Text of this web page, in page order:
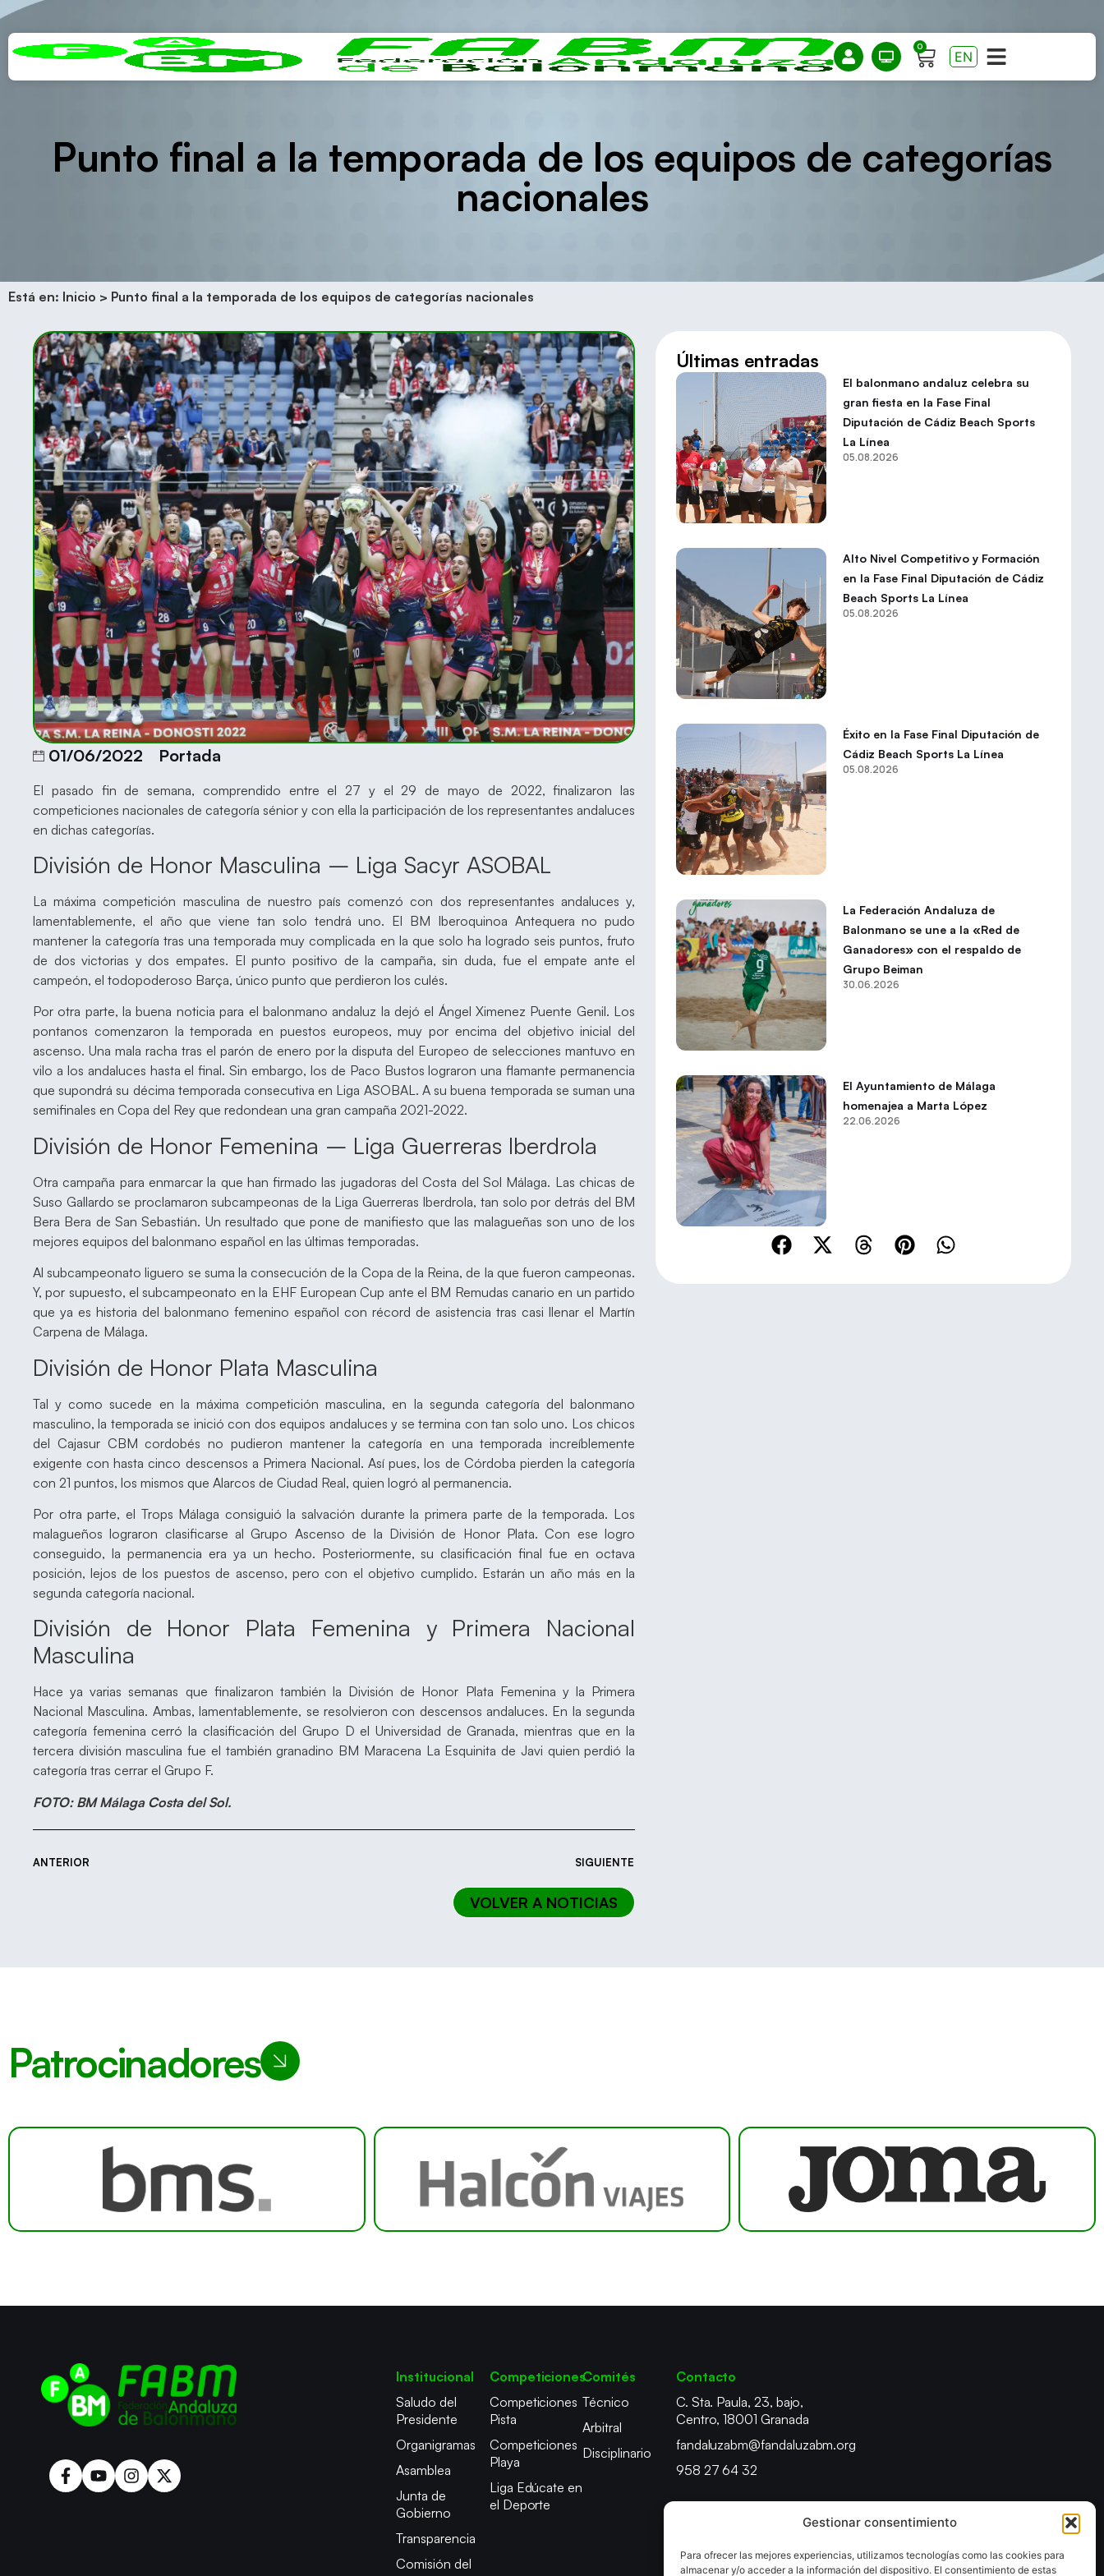
Gestionar consentimiento
Para ofrecer las mejores experiencias, utilizamos tecnologías como las cookies para
almacenar y/o acceder a la información del dispositivo. El consentimiento de estas
Está en: Inicio > Punto final a la temporada de los equipos de categorías nacionales
0
EN
Punto final a la temporada de los equipos de categorías
nacionales
01/06/2022 Portada
El pasado fin de semana, comprendido entre el 27 y el 29 de mayo de 2022, finalizaron las
competiciones nacionales de categoría sénior y con ella la participación de los representantes andaluces
en dichas categorías.
División de Honor Masculina – Liga Sacyr ASOBAL
La máxima competición masculina de nuestro país comenzó con dos representantes andaluces y,
lamentablemente, el año que viene tan solo tendrá uno. El BM Iberoquinoa Antequera no pudo
mantener la categoría tras una temporada muy complicada en la que solo ha logrado seis puntos, fruto
de dos victorias y dos empates. El punto positivo de la campaña, sin duda, fue el empate ante el
campeón, el todopoderoso Barça, único punto que perdieron los culés.
Por otra parte, la buena noticia para el balonmano andaluz la dejó el Ángel Ximenez Puente Genil. Los
pontanos comenzaron la temporada en puestos europeos, muy por encima del objetivo inicial del
ascenso. Una mala racha tras el parón de enero por la disputa del Europeo de selecciones mantuvo en
vilo a los andaluces hasta el final. Sin embargo, los de Paco Bustos lograron una flamante permanencia
que supondrá su décima temporada consecutiva en Liga ASOBAL. A su buena temporada se suman una
semifinales en Copa del Rey que redondean una gran campaña 2021-2022.
División de Honor Femenina – Liga Guerreras Iberdrola
Otra campaña para enmarcar la que han firmado las jugadoras del Costa del Sol Málaga. Las chicas de
Suso Gallardo se proclamaron subcampeonas de la Liga Guerreras Iberdrola, tan solo por detrás del BM
Bera Bera de San Sebastián. Un resultado que pone de manifiesto que las malagueñas son uno de los
mejores equipos del balonmano español en las últimas temporadas.
Al subcampeonato liguero se suma la consecución de la Copa de la Reina, de la que fueron campeonas.
Y, por supuesto, el subcampeonato en la EHF European Cup ante el BM Remudas canario en un partido
que ya es historia del balonmano femenino español con récord de asistencia tras casi llenar el Martín
Carpena de Málaga.
División de Honor Plata Masculina
Tal y como sucede en la máxima competición masculina, en la segunda categoría del balonmano
masculino, la temporada se inició con dos equipos andaluces y se termina con tan solo uno. Los chicos
del Cajasur CBM cordobés no pudieron mantener la categoría en una temporada increíblemente
exigente con hasta cinco descensos a Primera Nacional. Así pues, los de Córdoba pierden la categoría
con 21 puntos, los mismos que Alarcos de Ciudad Real, quien logró al permanencia.
Por otra parte, el Trops Málaga consiguió la salvación durante la primera parte de la temporada. Los
malagueños lograron clasificarse al Grupo Ascenso de la División de Honor Plata. Con ese logro
conseguido, la permanencia era ya un hecho. Posteriormente, su clasificación final fue en octava
posición, lejos de los puestos de ascenso, pero con el objetivo cumplido. Estarán un año más en la
segunda categoría nacional.
División de Honor Plata Femenina y Primera Nacional
Masculina
Hace ya varias semanas que finalizaron también la División de Honor Plata Femenina y la Primera
Nacional Masculina. Ambas, lamentablemente, se resolvieron con descensos andaluces. En la segunda
categoría femenina cerró la clasificación del Grupo D el Universidad de Granada, mientras que en la
tercera división masculina fue el también granadino BM Maracena La Esquinita de Javi quien perdió la
categoría tras cerrar el Grupo F.
FOTO: BM Málaga Costa del Sol.
ANTERIOR SIGUIENTE
VOLVER A NOTICIAS
Últimas entradas
El balonmano andaluz celebra su
gran fiesta en la Fase Final
Diputación de Cádiz Beach Sports
La Línea
05.08.2026
Alto Nivel Competitivo y Formación
en la Fase Final Diputación de Cádiz
Beach Sports La Línea
05.08.2026
Éxito en la Fase Final Diputación de
Cádiz Beach Sports La Línea
05.08.2026
La Federación Andaluza de
Balonmano se une a la «Red de
Ganadores» con el respaldo de
Grupo Beiman
30.06.2026
El Ayuntamiento de Málaga
homenajea a Marta López
22.06.2026
Patrocinadores
Institucional
Saludo del
Presidente
Organigramas
Asamblea
Junta de
Gobierno
Transparencia
Comisión del
Competiciones
Competiciones
Pista
Competiciones
Playa
Liga Edúcate en
el Deporte
Comités
Técnico
Arbitral
Disciplinario
Contacto
C. Sta. Paula, 23, bajo,
Centro, 18001 Granada
fandaluzabm@fandaluzabm.org
958 27 64 32